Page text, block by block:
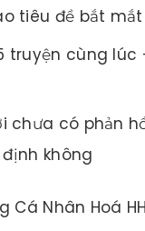
tiêu đề bắt
truyện cùng
chưa có phản
không
Cá Nhân Hoá